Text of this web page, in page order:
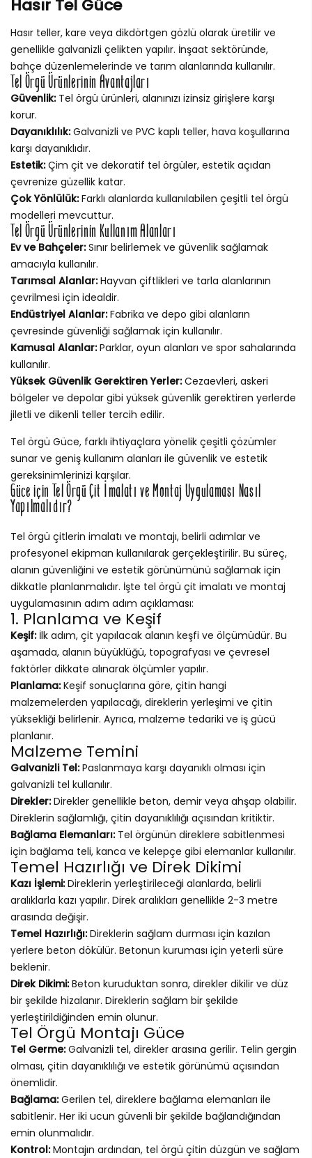
Hasır Tel Güce
Hasır teller, kare veya dikdörtgen gözlü olarak üretilir ve
genellikle galvanizli çelikten yapılır. İnşaat sektöründe,
bahçe düzenlemelerinde ve tarım alanlarında kullanılır.
Tel Örgü Ürünlerinin Avantajları
Güvenlik:Tel örgü ürünleri, alanınızı izinsiz girişlere karşı
korur.
Dayanıklılık:Galvanizli ve PVC kaplı teller, hava koşullarına
karşı dayanıklıdır.
Estetik:Çim çit ve dekoratif tel örgüler, estetik açıdan
çevrenize güzellik katar.
Çok Yönlülük:Farklı alanlarda kullanılabilen çeşitli tel örgü
modelleri mevcuttur.
Tel Örgü Ürünlerinin Kullanım Alanları
Ev ve Bahçeler:Sınır belirlemek ve güvenlik sağlamak
amacıyla kullanılır.
Tarımsal Alanlar:Hayvan çiftlikleri ve tarla alanlarının
çevrilmesi için idealdir.
Endüstriyel Alanlar:Fabrika ve depo gibi alanların
çevresinde güvenliği sağlamak için kullanılır.
Kamusal Alanlar:Parklar, oyun alanları ve spor sahalarında
kullanılır.
Yüksek Güvenlik Gerektiren Yerler:Cezaevleri, askeri
bölgeler ve depolar gibi yüksek güvenlik gerektiren yerlerde
jiletli ve dikenli teller tercih edilir.
Tel örgü Güce, farklı ihtiyaçlara yönelik çeşitli çözümler
sunar ve geniş kullanım alanları ile güvenlik ve estetik
gereksinimlerinizi karşılar.
Güce için Tel Örgü Çit İmalatı ve Montaj Uygulaması Nasıl
Yapılmalıdır?
Tel örgü çitlerin imalatı ve montajı, belirli adımlar ve
profesyonel ekipman kullanılarak gerçekleştirilir. Bu süreç,
alanın güvenliğini ve estetik görünümünü sağlamak için
dikkatle planlanmalıdır. İşte tel örgü çit imalatı ve montaj
uygulamasının adım adım açıklaması:
1. Planlama ve Keşif
Keşif:İlk adım, çit yapılacak alanın keşfi ve ölçümüdür. Bu
aşamada, alanın büyüklüğü, topografyası ve çevresel
faktörler dikkate alınarak ölçümler yapılır.
Planlama:Keşif sonuçlarına göre, çitin hangi
malzemelerden yapılacağı, direklerin yerleşimi ve çitin
yüksekliği belirlenir. Ayrıca, malzeme tedariki ve iş gücü
planlanır.
Malzeme Temini
Galvanizli Tel:Paslanmaya karşı dayanıklı olması için
galvanizli tel kullanılır.
Direkler:Direkler genellikle beton, demir veya ahşap olabilir.
Direklerin sağlamlığı, çitin dayanıklılığı açısından kritiktir.
Bağlama Elemanları:Tel örgünün direklere sabitlenmesi
için bağlama teli, kanca ve kelepçe gibi elemanlar kullanılır.
Temel Hazırlığı ve Direk Dikimi
Kazı İşlemi:Direklerin yerleştirileceği alanlarda, belirli
aralıklarla kazı yapılır. Direk aralıkları genellikle 2-3 metre
arasında değişir.
Temel Hazırlığı:Direklerin sağlam durması için kazılan
yerlere beton dökülür. Betonun kuruması için yeterli süre
beklenir.
Direk Dikimi:Beton kuruduktan sonra, direkler dikilir ve düz
bir şekilde hizalanır. Direklerin sağlam bir şekilde
yerleştirildiğinden emin olunur.
Tel Örgü Montajı Güce
Tel Germe:Galvanizli tel, direkler arasına gerilir. Telin gergin
olması, çitin dayanıklılığı ve estetik görünümü açısından
önemlidir.
Bağlama:Gerilen tel, direklere bağlama elemanları ile
sabitlenir. Her iki ucun güvenli bir şekilde bağlandığından
emin olunmalıdır.
Kontrol:Montajın ardından, tel örgü çitin düzgün ve sağlam